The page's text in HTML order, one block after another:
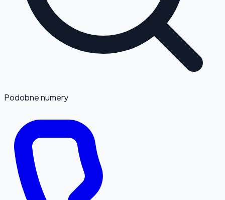
Podobne numery